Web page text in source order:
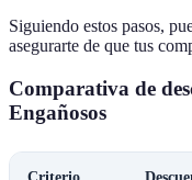
Siguiendo estos pasos,
asegurarte de que tus
Comparativa de
Engañosos